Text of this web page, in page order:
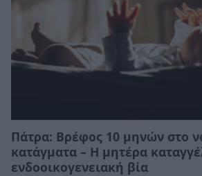
Πάτρα: Βρέφος 10 μηνών στο
κατάγματα – Η μητέρα
ενδοοικογενειακή βία